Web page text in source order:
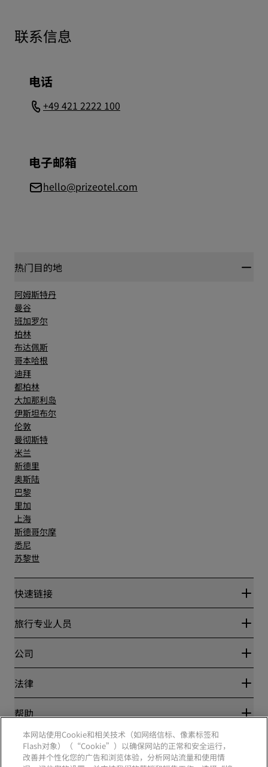
联系信息
电话
+49 421 2222 100
电子邮箱
hello@prizeotel.com
热门目的地
阿姆斯特丹
曼谷
班加罗尔
柏林
布达佩斯
哥本哈根
迪拜
都柏林
大加那利岛
伊斯坦布尔
伦敦
曼彻斯特
米兰
新德里
奥斯陆
巴黎
里加
上海
斯德哥尔摩
悉尼
苏黎世
快速链接
丽赏会
Blog
目的地
丽笙酒店集团APP
体育认证酒店
家庭友好型酒店
旅行专业人员
合作伙伴
公司
丽笙酒店集团
工作机会 RHG
工作机会 PPHE
工作机会 EHL
The Club by RHG
发展机会
法律
隐私中心
丽赏会条款和条件
网站使用协议
数字无障碍
帮助
消费者警示
联系方式
社交媒体
本网站使用Cookie和相关技术（如网络信标、像素标签和
Flash对象）（“Cookie”）以确保网站的正常和安全运行，
改善并个性化您的广告和浏览体验，分析网站流量和使用情